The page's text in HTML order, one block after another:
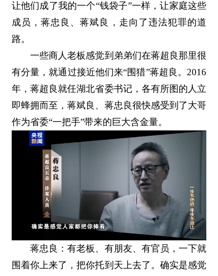
让他们成了我的一个“钱袋子”一样，让家庭这些
成员，蒋忠良、蒋斌良，走向了违法犯罪的道
路。
一些商人老板感觉到弟弟们在蒋超良那里很
有分量，就通过接近他们来“围猎”蒋超良。2016
年，蒋超良就任湖北省委书记，各有所图的人立
即蜂拥而至，蒋斌良、蒋忠良很快感受到了大哥
作为省委“一把手”带来的巨大含金量。
蒋忠良：有老板、有朋友、有官员，一下就
围着你上来了，把你托到天上去了。确实是感觉